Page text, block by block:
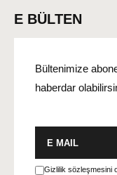
E BÜLTEN
Bültenimize
haberdar
Gizlilik sözleşmesini